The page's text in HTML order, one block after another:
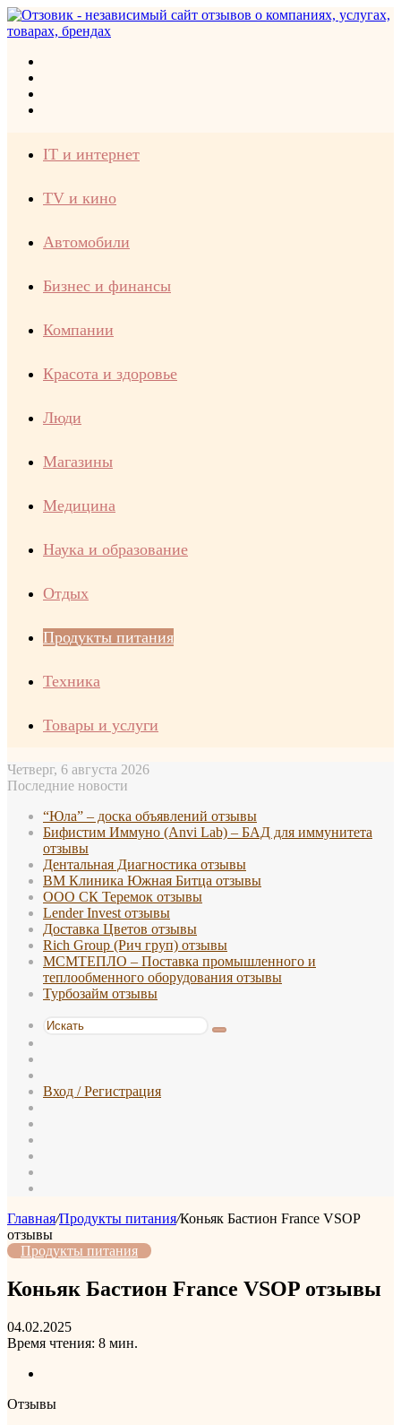
IT и интернет
TV и кино
Автомобили
Бизнес и финансы
Компании
Красота и здоровье
Люди
Магазины
Медицина
Наука и образование
Отдых
Продукты питания
Техника
Товары и услуги
Четверг, 6 августа 2026
Последние новости
“Юла” – доска объявлений отзывы
Бифистим Иммуно (Anvi Lab) – БАД для иммунитета
отзывы
Дентальная Диагностика отзывы
ВМ Клиника Южная Битца отзывы
ООО СК Теремок отзывы
Lender Invest отзывы
Доставка Цветов отзывы
Rich Group (Рич груп) отзывы
МСМТЕПЛО – Поставка промышленного и
теплообменного оборудования отзывы
Турбозайм отзывы
Искать
статья
Вход / Регистрация
Главная/Продукты питания/Коньяк Бастион France VSOP
отзывы
Продукты питания
Коньяк Бастион France VSOP отзывы
04.02.2025
Время чтения: 8 мин.
Отзывы